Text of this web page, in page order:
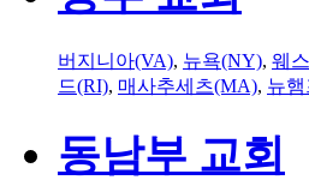
버지니아(VA), 뉴욕(NY), 웨
드(RI), 매사추세츠(MA), 뉴
동남부 교회